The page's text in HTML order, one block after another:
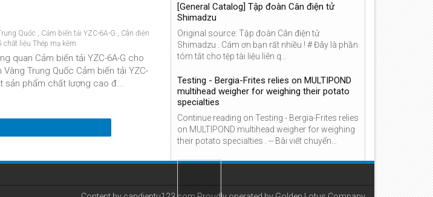
Quốc , Cảm biến tải YZC-6A-G , Cân điện
chất liệu Thép mạ kẽm
quan Cảm biến tải YZC-6A-G cho
Trung Quốc Cảm biến tải YZC-
sản phẩm chất lượng cao đ...
[General Catalog] Tập đoàn Cân điện tử
Shimadzu
Original source: Tập đoàn Cân điện tử
Shimadzu . Cám ơn bạn rất nhiều ! # Đây là phần
tóm tắt cho tệp tài liệu liên q...
Testing - Bergia-Frites relies on MULTIPOND
multihead weigher for weighing their potato
specialties
Continue reading on Testing - Bergia-Frites relies
on MULTIPOND multihead weigher for weighing
their potato specialties . -- Bài viết chuyển...
New Short Cân Xách Tay Dini